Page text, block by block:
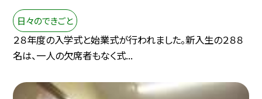
日々のできごと
２８年度の入学式と始業式が行われました。新入生の２８８
名は、一人の欠席者もなく式...